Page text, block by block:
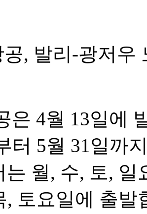
, 발리-광저우
은 4월 13일에
터 5월 31일까
는 월, 수, 토,
, 토요일에 출발